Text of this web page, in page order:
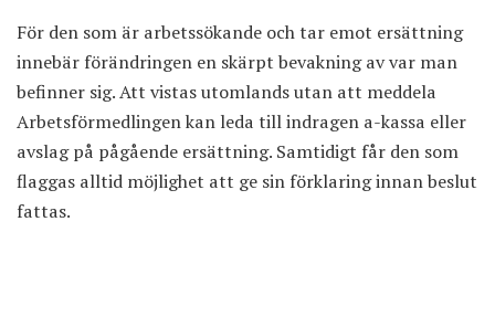
För den som är arbetssökande och tar emot ersättning
innebär förändringen en skärpt bevakning av var man
befinner sig. Att vistas utomlands utan att meddela
Arbetsförmedlingen kan leda till indragen a-kassa eller
avslag på pågående ersättning. Samtidigt får den som
flaggas alltid möjlighet att ge sin förklaring innan beslut
fattas.